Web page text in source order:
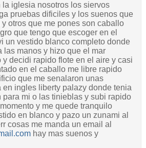
la iglesia nosotros los siervos
pruebas dificiles y los suenos que
otros que me pones son caballo
que tengo que escoger en el
un vestido blanco completo donde
las manos y hizo que el mar
y decidi rapido flote en el aire y casi
en el caballo me libre rapido
que me senalaron unas
en ingles liberty palazy donde tenia
para mi o las tinieblas y subi rapido
y me quede tranquilo
en blanco y pazo un zunami al
cosas me manda un email al
hay mas suenos y